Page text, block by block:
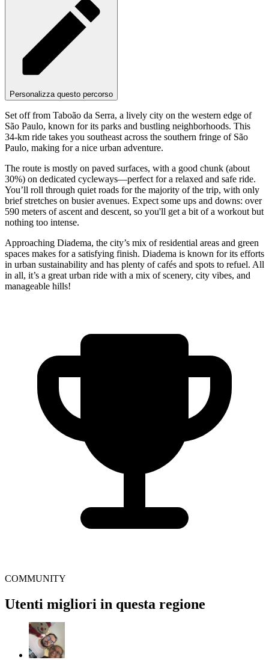
Personalizza questo percorso
Set off from Taboão da Serra, a lively city on the western edge of
São Paulo, known for its parks and bustling neighborhoods. This
34-km ride takes you southeast across the southern fringe of São
Paulo, making for a nice urban adventure.
The route is mostly on paved surfaces, with a good chunk (about
30%) on dedicated cycleways—perfect for a relaxed and safe ride.
You’ll roll through quiet roads for the majority of the trip, with only
brief stretches on busier avenues. Expect some ups and downs: over
590 meters of ascent and descent, so you'll get a bit of a workout but
nothing too intense.
Approaching Diadema, the city’s mix of residential areas and green
spaces makes for a satisfying finish. Diadema is known for its efforts
in urban sustainability and has plenty of cafés and spots to refuel. All
in all, it’s a great urban ride with a mix of scenery, city vibes, and
manageable hills!
COMMUNITY
Utenti migliori in questa regione